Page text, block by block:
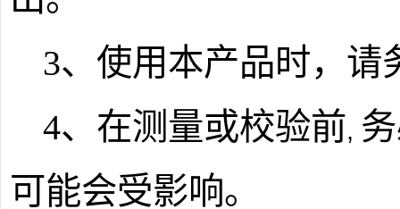
3、使用本产品时，请
4、在测量或校验前,
可能会受影响。